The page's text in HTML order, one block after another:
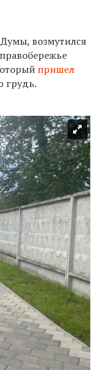
возмутился
пришел
грудь.